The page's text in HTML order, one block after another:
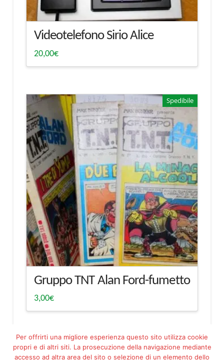
Videotelefono Sirio Alice
20,00€
Spedibile
Gruppo TNT Alan Ford-fumetto
3,00€
Per offrirti una migliore esperienza questo sito utilizza cookie
propri e di altri siti. La prosecuzione della navigazione mediante
accesso ad altra area del sito o selezione di un elemento dello